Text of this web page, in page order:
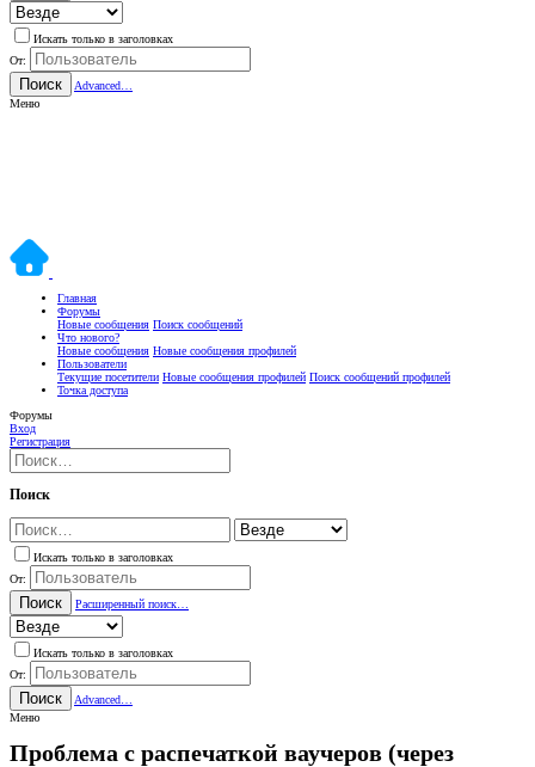
Искать только в заголовках
От:
Поиск
Advanced…
Меню
Главная
Форумы
Новые сообщения Поиск сообщений
Что нового?
Новые сообщения Новые сообщения профилей
Пользователи
Текущие посетители Новые сообщения профилей Поиск сообщений профилей
Точка доступа
Форумы
Вход
Регистрация
Поиск
Искать только в заголовках
От:
Поиск Расширенный поиск…
Искать только в заголовках
От:
Поиск
Advanced…
Меню
Проблема с распечаткой ваучеров (через